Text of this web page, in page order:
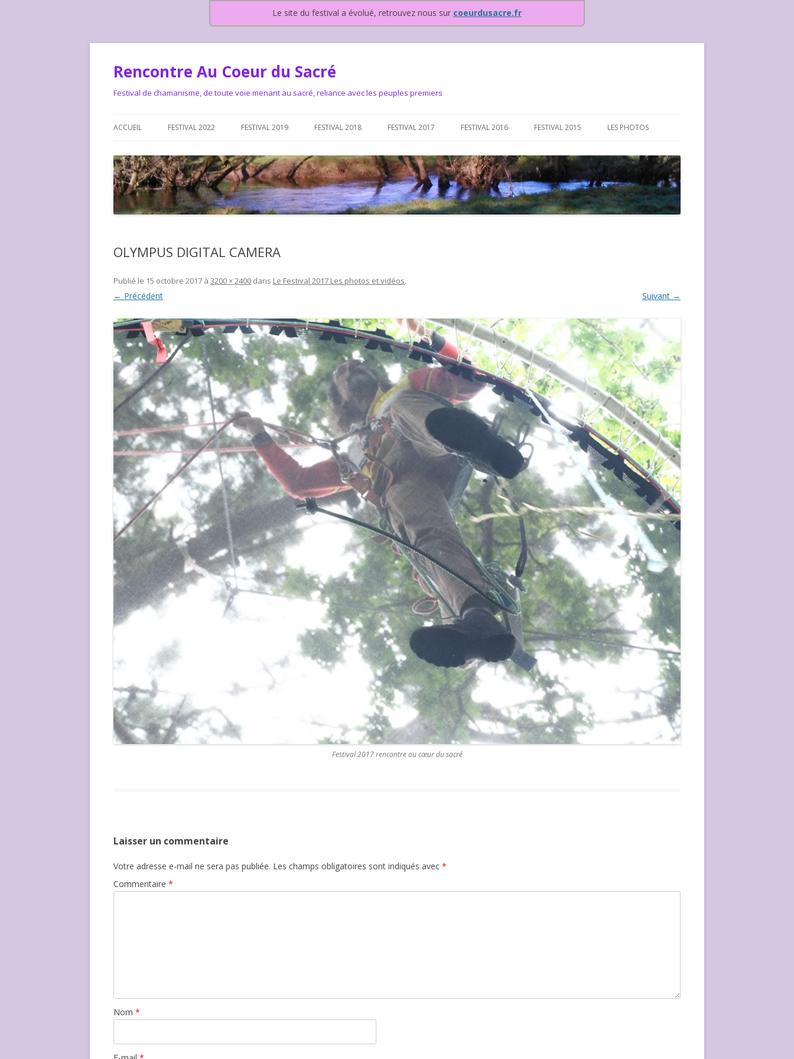
Le site du festival a évolué, retrouvez nous sur coeurdusacre.fr
Rencontre Au Coeur du Sacré
Festival de chamanisme, de toute voie menant au sacré, reliance avec les peuples premiers
ACCUEIL
LA CHARTE DU FESTIVAL
LE FESTIVAL DEPUIS 2015 – QUI
SOMMES-NOUS ?
LE FESTIVAL DEPUIS 2015…OU
ALLONS-NOUS ?
COMMENT FONCTIONNONS
FESTIVAL 2022 FESTIVAL 2019 FESTIVAL 2018 FESTIVAL 2017 FESTIVAL 2016 FESTIVAL 2015 LES PHOTOS
FESTIVAL 2016-PHOTOS
FESTIVAL 2017-PHOTOS ET
VIDÉOS
OLYMPUS DIGITAL CAMERA
Publié le 15 octobre 2017 à 3200 × 2400 dans Le Festival 2017 Les photos et vidéos.
← Précédent Suivant →
Festival 2017 rencontre au cœur du sacré
Laisser un commentaire
Votre adresse e-mail ne sera pas publiée. Les champs obligatoires sont indiqués avec *
Commentaire *
Nom *